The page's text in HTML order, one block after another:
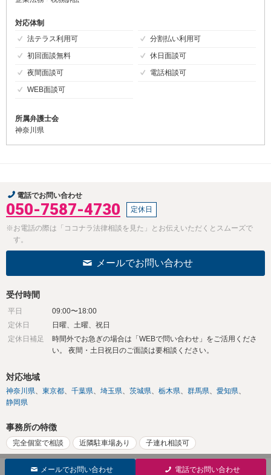
対応体制
法テラス利用可
分割払い利用可
初回面談無料
休日面談可
夜間面談可
電話相談可
WEB面談可
所属弁護士会
神奈川県
電話でお問い合わせ
050-7587-4730 定休日
※お電話の際は「ココナラ法律相談を見た」とお伝えいただくとスムーズで
す。
メールでお問い合わせ
受付時間
平日
09:00〜18:00
定休日
日曜、土曜、祝日
定休日補足
時間外でお急ぎの場合は「WEBで問い合わせ」をご活用くださ
い。 夜間・土日祝日のご面談は要相談ください。
対応地域
神奈川県 東京都 千葉県 埼玉県 茨城県 栃木県 群馬県
愛知県
静岡県
事務所の特徴
完全個室で相談 近隣駐車場あり 子連れ相談可
メールでお問い合わせ 電話でお問い合わせ